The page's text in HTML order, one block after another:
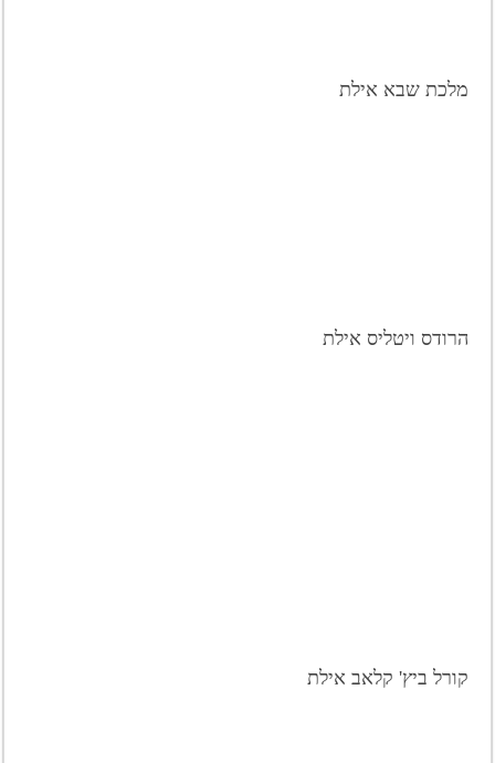
מלכת שבא אילת
הרודס ויטליס אילת
קורל ביץ' קלאב אילת